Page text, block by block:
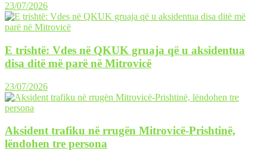
23/07/2026
E trishtë: Vdes në QKUK gruaja që u aksidentua
disa ditë më parë në Mitrovicë
23/07/2026
Aksident trafiku në rrugën Mitrovicë-Prishtinë,
lëndohen tre persona